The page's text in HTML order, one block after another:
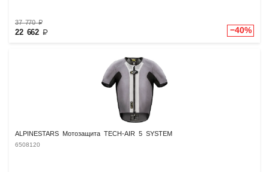
37 770₽
22 662 ₽ −40%
ALPINESTARS Мотозащита TECH-AIR 5 SYSTEM
6508120